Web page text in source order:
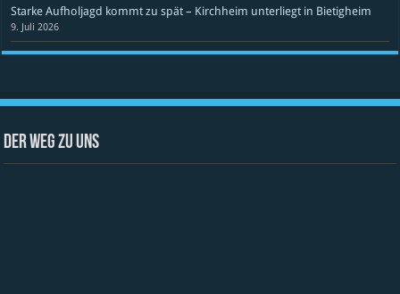
Starke Aufholjagd kommt zu spät – Kirchheim unterliegt in Bietigheim
9. Juli 2026
Der Weg zu uns